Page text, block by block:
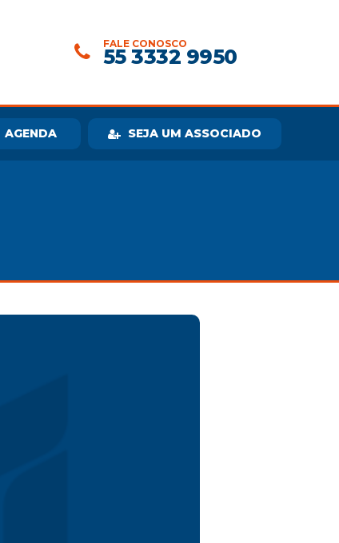
FALE CONOSCO
55 3332 9950
AGENDA SEJA UM ASSOCIADO